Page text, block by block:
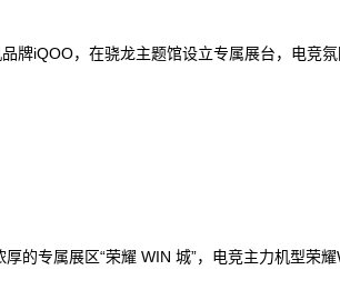
iQOO，在骁龙主题馆设立专属展台，电竞
的专属展区“荣耀 WIN 城”，电竞主力机型荣